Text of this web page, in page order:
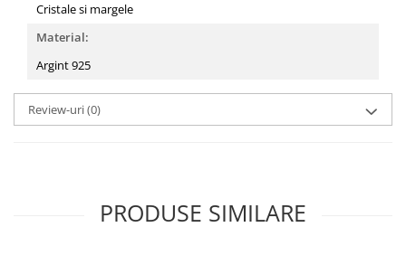
Cristale si margele
Material:
Argint 925
Review-uri(0)
PRODUSE SIMILARE